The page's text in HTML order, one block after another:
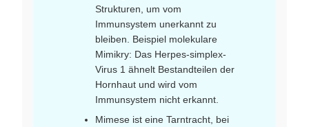
Strukturen, um vom
Immunsystem unerkannt zu
bleiben. Beispiel molekulare
Mimikry: Das Herpes-simplex-
Virus 1 ähnelt Bestandteilen der
Hornhaut und wird vom
Immunsystem nicht erkannt.
Mimese ist eine Tarntracht, bei